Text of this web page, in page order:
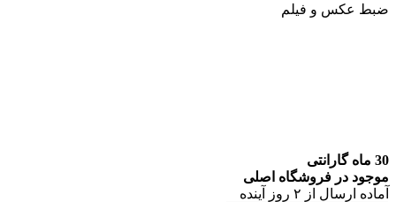
ضبط عکس و فیلم
30 ماه گارانتی
موجود در فروشگاه اصلی
آماده ارسال از ۲ روز آینده